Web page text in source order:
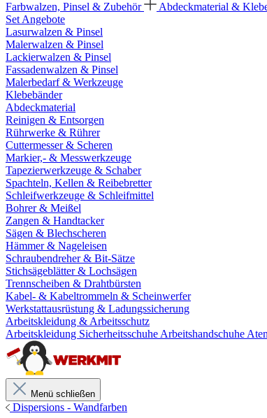
Farbwalzen, Pinsel & Zubehör
Abdeckmaterial &
Set Angebote
Lasurwalzen & Pinsel
Malerwalzen & Pinsel
Lackierwalzen & Pinsel
Fassadenwalzen & Pinsel
Malerbedarf & Werkzeuge
Klebebänder
Abdeckmaterial
Reinigen & Entsorgen
Rührwerke & Rührer
Cuttermesser & Scheren
Markier,- & Messwerkzeuge
Tapezierwerkzeuge & Schaber
Spachteln, Kellen & Reibebretter
Schleifwerkzeuge & Schleifmittel
Bohrer & Meißel
Zangen & Handtacker
Sägen & Blechscheren
Hämmer & Nageleisen
Schraubendreher & Bit-Sätze
Stichsägeblätter & Lochsägen
Trennscheiben & Drahtbürsten
Kabel- & Kabeltrommeln & Scheinwerfer
Werkstattausrüstung & Ladungssicherung
Arbeitskleidung & Arbeitsschutz
Arbeitskleidung Sicherheitsschuhe Arbeitshandschuhe
Menü schließen
Dispersions - Wandfarben